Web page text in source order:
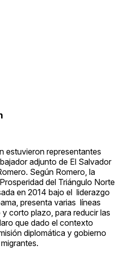
estuvieron representantes
adjunto de El Salvador
Según Romero, la
del Triángulo Norte
en 2014 bajo el liderazgo
presenta varias líneas
corto plazo, para reducir las
que dado el contexto
diplomática y gobierno